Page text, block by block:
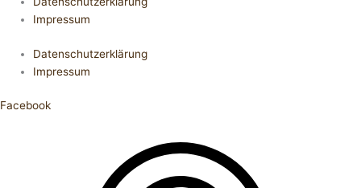
Impressum
Datenschutzerklärung
Impressum
Facebook